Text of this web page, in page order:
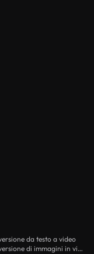
da testo a video
Flussi di lavoro di intelligenza artificiale per la conversione di immagini in video